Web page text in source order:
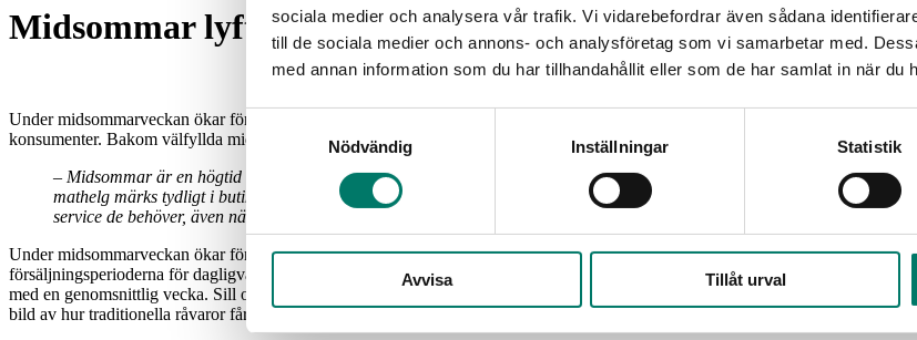
sociala medier och analysera vår trafik. Vi vidarebefordrar även sådana
till de sociala medier och annons- och analysföretag som vi samarbetar med.
med annan information som du har tillhandahållit eller som de har samlat in när du
Samtyckesval
Nödvändig
Inställningar Statistik
Avvisa Tillåt urval
Midsommar lyfter handeln – 15 procent mer mat säljs
Under midsommarveckan ökar försäljningen i dagligvaruhandeln med omkring 15 procent jämfört med en genomsnittlig vecka.
konsumenter. Bakom välfyllda midsommarbord står också en samhällsbärande bransch med lokal närvaro i hela landet.
– Midsommar är en högtid som samlar människor, och där maten spelar en central roll. Försäljningen av sill, gräslök
mathelg märks tydligt i butikerna och för oss inom dagligvaruhandeln är det en högtid då vår roll blir särskilt
service de behöver, även när mycket annat är stängt,
Under midsommarveckan ökar försäljningen i dagligvaruhandeln med omkring 15 procent jämfört med en genomsnittlig vecka,
försäljningsperioderna för dagligvaruhandeln. Vissa produkter sticker tydligt ut. Enligt data från analysföretaget NielsenIQ
med en genomsnittlig vecka. Sill och ansjovis ökade med 551 %, och även dill (478 %), färska jordgubbar (374 %) och
bild av hur traditionella råvaror får ett rejält uppsving just till midsommar.